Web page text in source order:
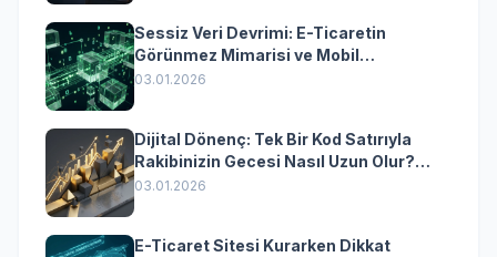
Sessiz Veri Devrimi: E-Ticaretin
Görünmez Mimarisi ve Mobil
Dönüşümün Kurumsal Anahtarı
03.01.2026
Dijital Dönenç: Tek Bir Kod Satırıyla
Rakibinizin Gecesi Nasıl Uzun Olur?
(Kurumsal Yazılımın Güçlü Rolü)
03.01.2026
E-Ticaret Sitesi Kurarken Dikkat